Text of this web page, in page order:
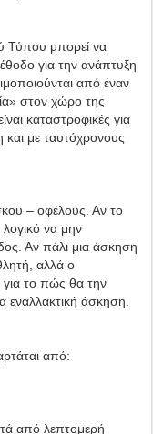
Τύπου μπορεί να
για την ανάπτυξη
από έναν
στον χώρο της
καταστροφικές για
και με ταυτόχρονους
– οφέλους. Αν το
λογικό να μην
Αν πάλι μια άσκηση
αλλά ο
για το πώς θα την
εναλλακτική άσκηση.
από:
από λεπτομερή